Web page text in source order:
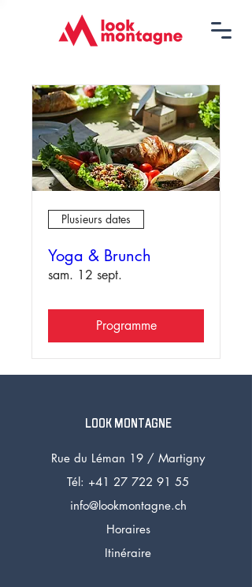
Plusieurs dates
Yoga & Brunch
sam. 12 sept.
Programme
LOOK MONTAGNE
Rue du Léman 19 / Martigny
Tél: +41 27 722 91 55
info@lookmontagne.ch
Horaires
Itinéraire